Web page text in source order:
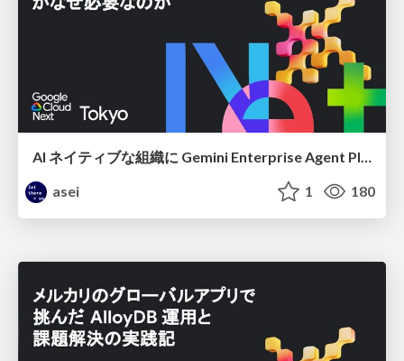
AI ネイティブな組織に Gemini Enterprise Agent Platform がなぜ必要なのか
asei
1 180